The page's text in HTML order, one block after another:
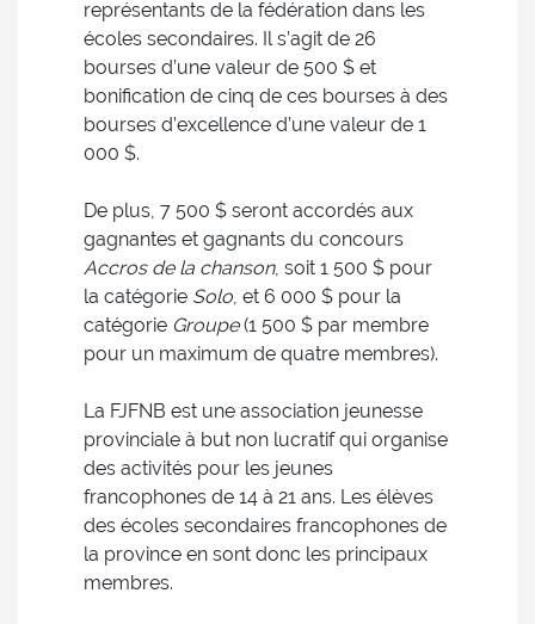
représentants de la fédération dans les
écoles secondaires. Il s’agit de 26
bourses d’une valeur de 500 $ et
bonification de cinq de ces bourses à des
bourses d’excellence d’une valeur de 1
000 $.
De plus, 7 500 $ seront accordés aux
gagnantes et gagnants du concours
Accros de la chanson, soit 1 500 $ pour
la catégorie Solo, et 6 000 $ pour la
catégorie Groupe(1 500 $ par membre
pour un maximum de quatre membres).
La FJFNB est une association jeunesse
provinciale à but non lucratif qui organise
des activités pour les jeunes
francophones de 14 à 21 ans. Les élèves
des écoles secondaires francophones de
la province en sont donc les principaux
membres.